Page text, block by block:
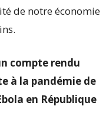
de notre économie
compte rendu
à la pandémie de
en République